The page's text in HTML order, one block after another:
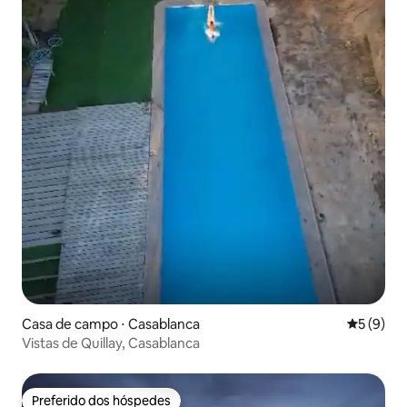
Casa de campo ⋅ Casablanca 5 de
5 (9)
Vistas de Quillay, Casablanca
Preferido dos hóspedes